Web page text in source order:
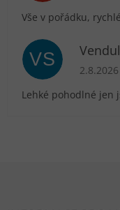
Vše v pořádku,
VS
2.8.2026
Lehké pohodlné jen